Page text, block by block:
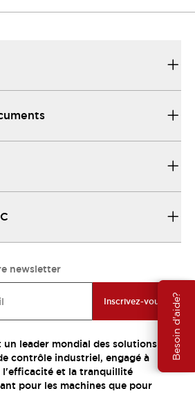
Besoin d'aide?
newsletter
Inscrivez-vous
un leader mondial des solutions
contrôle industriel, engagé à
l'efficacité et la tranquillité
pour les machines que pour